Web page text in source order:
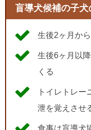
盲導犬候補の子
生後2ヶ月か
生後6ヶ月以
くる
トイレトレ
泄を覚えさせ
食事は盲導犬